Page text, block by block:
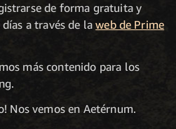
de forma gratuita y
a través de laweb de Prime
más contenido para los
Nos vemos en Aetérnum.